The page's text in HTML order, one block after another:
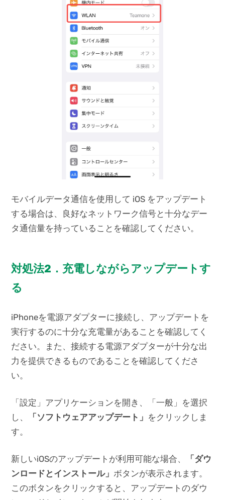
モバイルデータ通信を使用して iOS をアップデート
する場合は、良好なネットワーク信号と十分なデー
タ通信量を持っていることを確認してください。
対処法2．充電しながらアップデートす
る
iPhoneを電源アダプターに接続し、アップデートを
実行するのに十分な充電量があることを確認してく
ださい。また、接続する電源アダプターが十分な出
力を提供できるものであることを確認してくださ
い。
「設定」アプリケーションを開き、「一般」を選択
し、
「ソフトウェアアップデート」 をクリックしま
す。
新しいiOSのアップデートが利用可能な場合、
「ダウ
ンロードとインストール」ボタンが表示されます。
このボタンをクリックすると、アップデートのダウ